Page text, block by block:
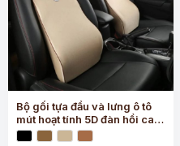
Bộ gối tựa đầu và lưng ô tô
mút hoạt tính 5D đàn hồi cao
cấp